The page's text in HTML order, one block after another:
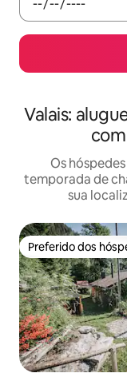
Valais:
Os
temporada de
sua
Preferido dos
Preferido dos